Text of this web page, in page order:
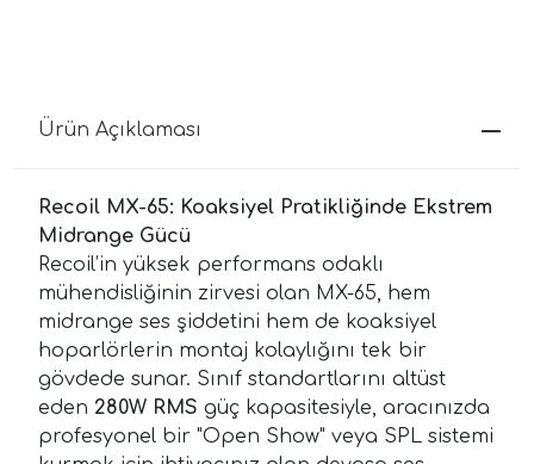
Ürün Açıklaması
Recoil MX-65: Koaksiyel Pratikliğinde Ekstrem
Midrange Gücü
Recoil’in yüksek performans odaklı
mühendisliğinin zirvesi olan MX-65, hem
midrange ses şiddetini hem de koaksiyel
hoparlörlerin montaj kolaylığını tek bir
gövdede sunar. Sınıf standartlarını altüst
eden 280W RMS güç kapasitesiyle, aracınızda
profesyonel bir "Open Show" veya SPL sistemi